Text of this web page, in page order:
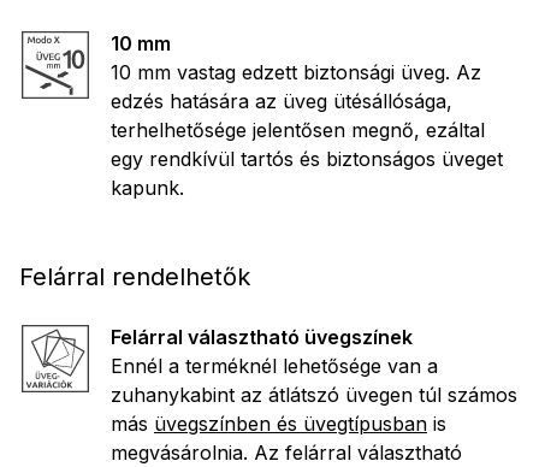
10 mm
10 mm vastag edzett biztonsági üveg. Az
edzés hatására az üveg ütésállósága,
terhelhetősége jelentősen megnő, ezáltal
egy rendkívül tartós és biztonságos üveget
kapunk.
Felárral rendelhetők
Felárral választható üvegszínek
Ennél a terméknél lehetősége van a
zuhanykabint az átlátszó üvegen túl számos
más üvegszínben és üvegtípusban is
megvásárolnia. Az felárral választható